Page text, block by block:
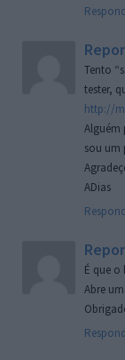
Tento
tester,
http://
Alguém
sou um
ADias
É que o
Abre